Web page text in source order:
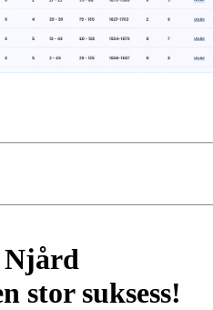
Njård
stor suksess!